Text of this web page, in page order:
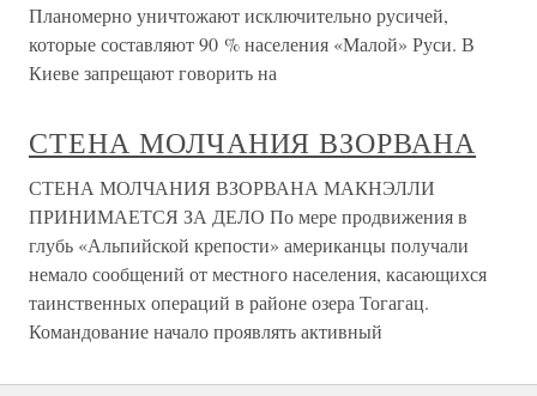
Планомерно уничтожают исключительно русичей,
которые составляют 90 % населения «Малой» Руси. В
Киеве запрещают говорить на
СТЕНА МОЛЧАНИЯ ВЗОРВАНА
СТЕНА МОЛЧАНИЯ ВЗОРВАНА МАКНЭЛЛИ
ПРИНИМАЕТСЯ ЗА ДЕЛО По мере продвижения в
глубь «Альпийской крепости» американцы получали
немало сообщений от местного населения, касающихся
таинственных операций в районе озера Тогагац.
Командование начало проявлять активный